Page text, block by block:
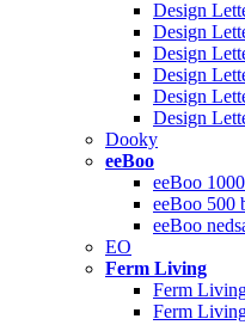
Design
Design
Design
Design
Design
Design
Dooky
eeBoo
eeBoo
eeBoo 500
eeBoo
EO
Ferm Living
Ferm
Ferm